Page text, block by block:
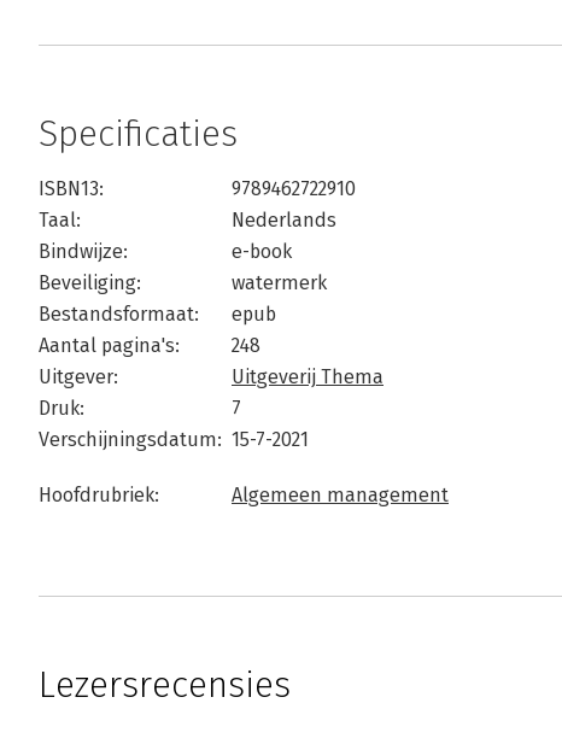
Specificaties
ISBN13:
9789462722910
Taal:
Nederlands
Bindwijze:
e-book
Beveiliging:
watermerk
Bestandsformaat:
epub
Aantal pagina's:
248
Uitgever:
Uitgeverij Thema
Druk:
7
Verschijningsdatum: 15-7-2021
Hoofdrubriek: Algemeen management
Lezersrecensies